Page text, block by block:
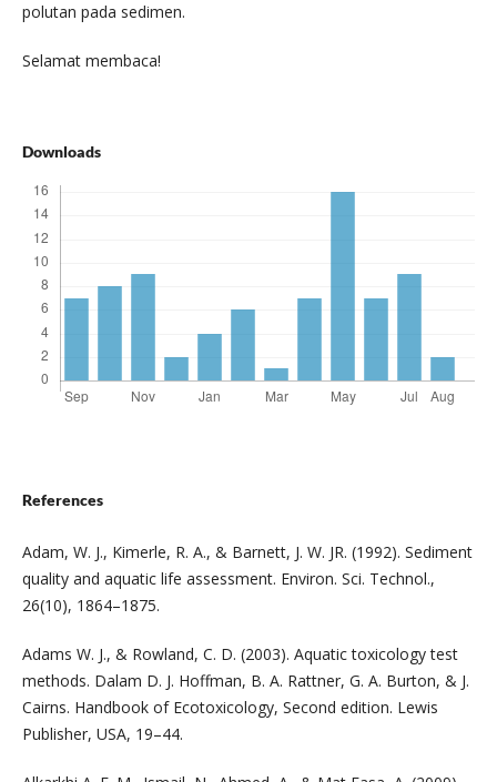
polutan pada sedimen.
Selamat membaca!
Downloads
References
Adam, W. J., Kimerle, R. A., & Barnett, J. W. JR. (1992). Sediment
quality and aquatic life assessment. Environ. Sci. Technol.,
26(10), 1864–1875.
Adams W. J., & Rowland, C. D. (2003). Aquatic toxicology test
methods. Dalam D. J. Hoffman, B. A. Rattner, G. A. Burton, & J.
Cairns. Handbook of Ecotoxicology, Second edition. Lewis
Publisher, USA, 19–44.